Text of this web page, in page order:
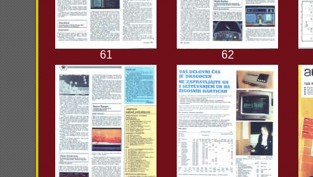
61 62